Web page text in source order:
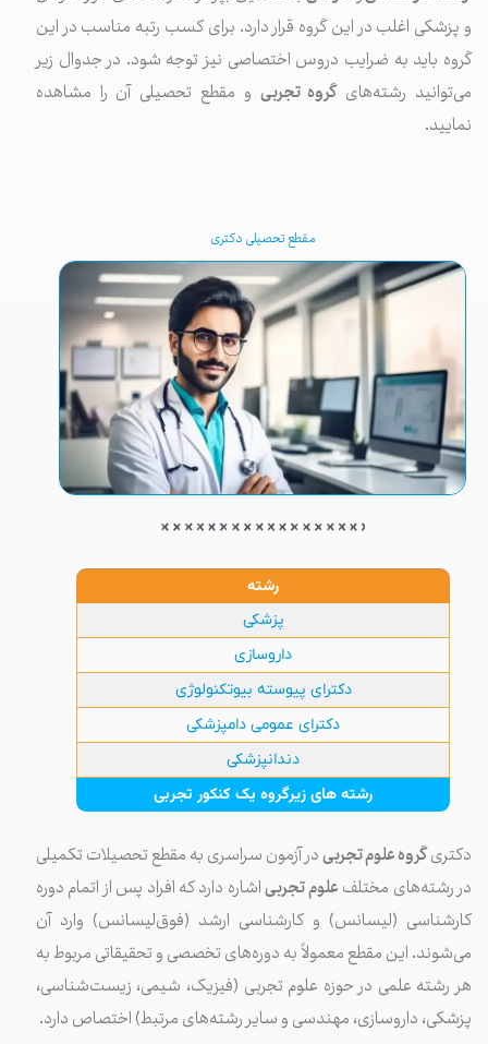
و پزشکی اغلب در این گروه قرار دارد. برای کسب رتبه مناسب در این
گروه باید به ضرایب دروس اختصاصی نیز توجه شود. در جدوال زیر
می‌توانید رشته‌هایگروه تجربی و مقطع تحصیلی آن را مشاهده
نمایید.
مقطع تحصیلی دکتری
رشته
رشته های زیرگروه یک کنکور تجربی
پزشکی
داروسازی
دکترای پیوسته بیوتکنولوژی
دکترای عمومی دامپزشکی
دندانپزشکی
دکتریگروه علوم تجربیدر آزمون سراسری به مقطع تحصیلات تکمیلی
در رشته‌های مختلفعلوم تجربیاشاره دارد که افراد پس از اتمام دوره
کارشناسی (لیسانس) و کارشناسی ارشد (فوق‌لیسانس) وارد آن
می‌شوند. این مقطع معمولاً به دوره‌های تخصصی و تحقیقاتی مربوط به
هر رشته علمی در حوزه علوم تجربی (فیزیک، شیمی، زیست‌شناسی،
پزشکی، داروسازی، مهندسی و سایر رشته‌های مرتبط) اختصاص دارد.